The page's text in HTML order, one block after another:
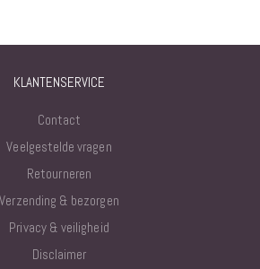
KLANTENSERVICE
Contact
Veelgestelde vragen
Retourneren
Verzending & bezorgen
Privacy & veiligheid
Disclaimer